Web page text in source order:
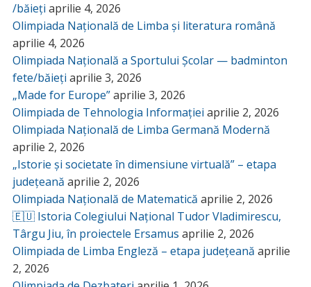
/băieți aprilie 4, 2026
Olimpiada Națională de Limba și literatura română
aprilie 4, 2026
Olimpiada Națională a Sportului Școlar — badminton
fete/băieți aprilie 3, 2026
„Made for Europe”aprilie 3, 2026
Olimpiada de Tehnologia Informației aprilie 2, 2026
Olimpiada Națională de Limba Germană Modernă
aprilie 2, 2026
„Istorie și societate în dimensiune virtuală” – etapa
județeană aprilie 2, 2026
Olimpiada Națională de Matematică aprilie 2, 2026
🇪🇺 Istoria Colegiului Național Tudor Vladimirescu,
Târgu Jiu, în proiectele Ersamus aprilie 2, 2026
Olimpiada de Limba Engleză – etapa județeană aprilie
2, 2026